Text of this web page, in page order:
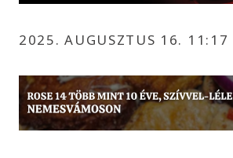
2025. AUGUSZTUS 16. 11:17